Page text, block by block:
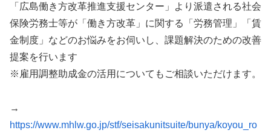
「広島働き方改革推進支援センター」より派遣される社会
保険労務士等が「働き方改革」に関する「労務管理」「賃
金制度」などのお悩みをお伺いし、課題解決のための改善
提案を行います
※雇用調整助成金の活用についてもご相談いただけます。
→
https://www.mhlw.go.jp/stf/seisakunitsuite/bunya/koyou_ro